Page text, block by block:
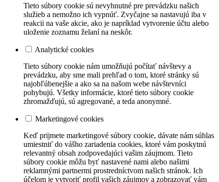
Tieto súbory cookie sú nevyhnutné pre prevádzku našich
služieb a nemožno ich vypnúť. Zvyčajne sa nastavujú iba v
reakcii na vaše akcie, ako je napríklad vytvorenie účtu alebo
uloženie zoznamu želaní na neskôr.
Analytické cookies
Tieto súbory cookie nám umožňujú počítať návštevy a
prevádzku, aby sme mali prehľad o tom, ktoré stránky sú
najobľúbenejšie a ako sa na našom webe návštevníci
pohybujú. Všetky informácie, ktoré tieto súbory cookie
zhromažďujú, sú agregované, a teda anonymné.
Marketingové cookies
Keď prijmete marketingové súbory cookie, dávate nám súhlas
umiestniť do vášho zariadenia cookies, ktoré vám poskytnú
relevantný obsah zodpovedajúci vašim záujmom. Tieto
súbory cookie môžu byť nastavené nami alebo našimi
reklamnými partnermi prostredníctvom našich stránok. Ich
účelom je vytvoriť profil vašich záujmov a zobrazovať vám